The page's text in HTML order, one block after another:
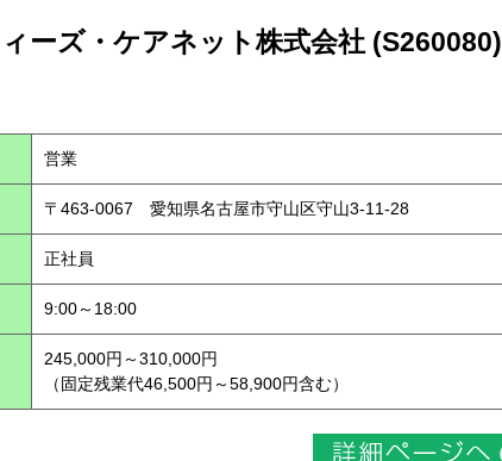
ーズ・ケアネット株式会社 (S260080)
営業
〒463-0067 愛知県名古屋市守山区守山3-11-28
正社員
9:00～18:00
245,000円～310,000円
（固定残業代46,500円～58,900円含む）